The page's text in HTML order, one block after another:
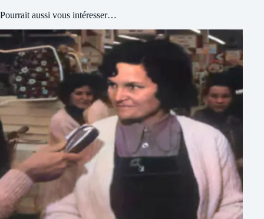
Pourrait aussi vous intéresser…